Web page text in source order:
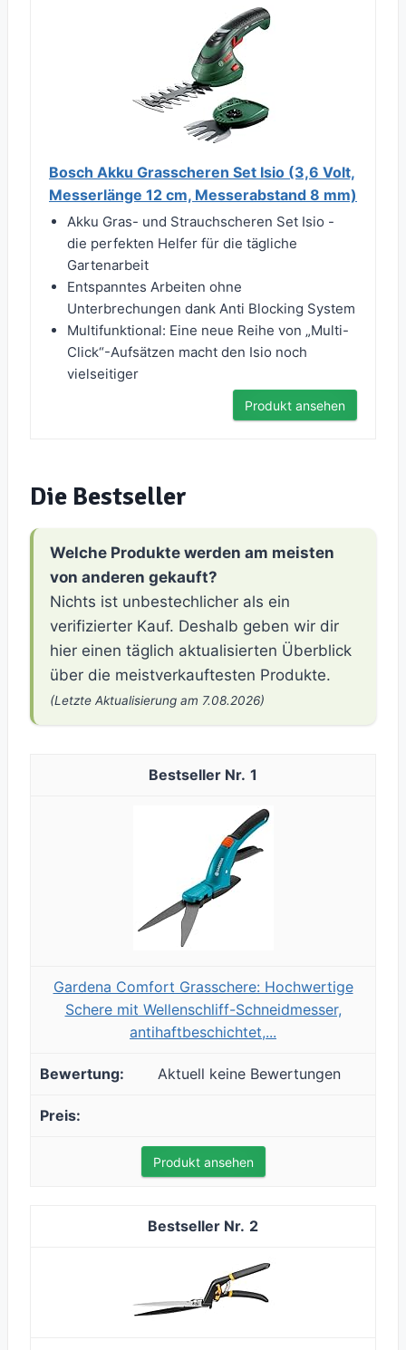
Bosch Akku Grasscheren Set Isio (3,6 Volt,
Messerlänge 12 cm, Messerabstand 8 mm)
Akku Gras- und Strauchscheren Set Isio -
die perfekten Helfer für die tägliche
Gartenarbeit
Entspanntes Arbeiten ohne
Unterbrechungen dank Anti Blocking System
Multifunktional: Eine neue Reihe von „Multi-
Click“-Aufsätzen macht den Isio noch
vielseitiger
Produkt ansehen
Die Bestseller
Welche Produkte werden am meisten
von anderen gekauft?
Nichts ist unbestechlicher als ein
verifizierter Kauf. Deshalb geben wir dir
hier einen täglich aktualisierten Überblick
über die meistverkauftesten Produkte.
(Letzte Aktualisierung am 7.08.2026)
1
Gardena Comfort Grasschere: Hochwertige
Schere mit Wellenschliff-Schneidmesser,
antihaftbeschichtet,...
Aktuell keine Bewertungen
Produkt ansehen
2